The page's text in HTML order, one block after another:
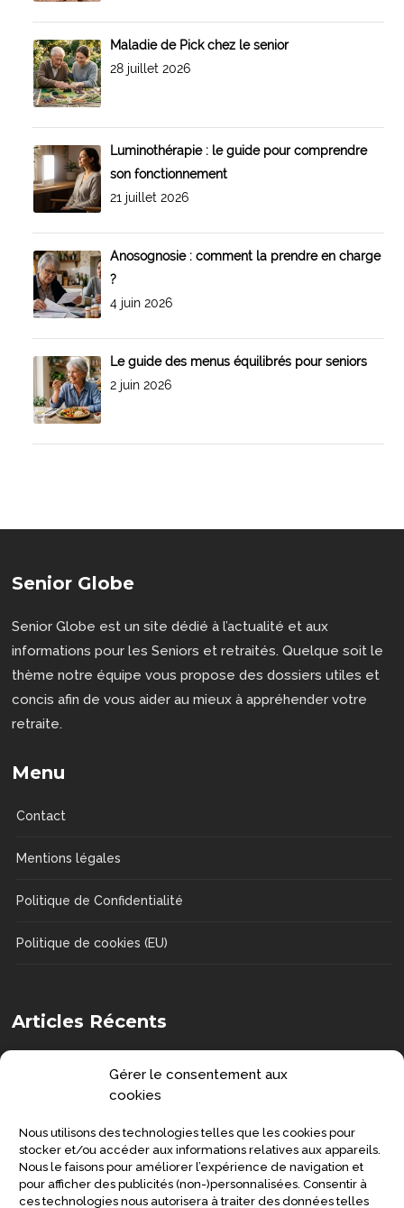
Gérer le consentement aux
cookies
Nous utilisons des technologies telles que les cookies pour
stocker et/ou accéder aux informations relatives aux appareils.
Nous le faisons pour améliorer l’expérience de navigation et
pour afficher des publicités (non-)personnalisées. Consentir à
ces technologies nous autorisera à traiter des données telles
Maladie de Pick chez le senior
28 juillet 2026
Luminothérapie : le guide pour comprendre
son fonctionnement
21 juillet 2026
Anosognosie : comment la prendre en charge
?
4 juin 2026
Le guide des menus équilibrés pour seniors
2 juin 2026
Senior Globe
Senior Globe est un site dédié à l’actualité et aux
informations pour les Seniors et retraités. Quelque soit le
thème notre équipe vous propose des dossiers utiles et
concis afin de vous aider au mieux à appréhender votre
retraite.
Menu
Contact
Mentions légales
Politique de Confidentialité
Politique de cookies (EU)
Articles Récents
Senior : prévenir la grippe et préserver
sa santé
SANTÉ